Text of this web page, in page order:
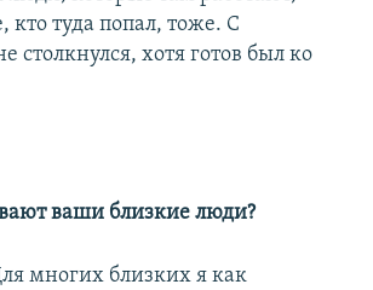
туда попал, тоже. С
столкнулся, хотя готов был ко
ваши близкие люди?
многих близких я как